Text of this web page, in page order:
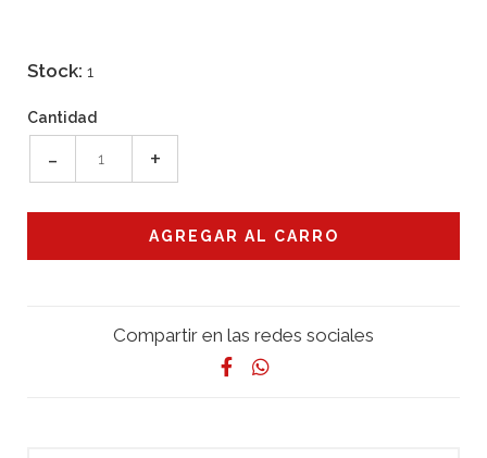
Stock: 1
Cantidad
- +
Compartir en las redes sociales